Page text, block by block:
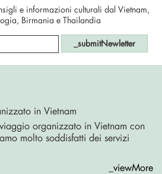
e informazioni culturali dal Vietnam,
Birmania e Thailandia
_submitNewletter
in Vietnam
organizzato in Vietnam con
molto soddisfatti dei servizi
_viewMore